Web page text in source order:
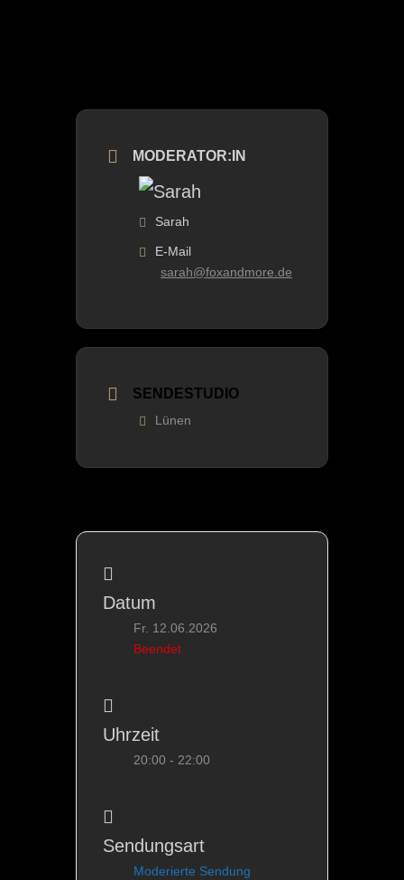
MODERATOR:IN
Sarah
E-Mail
sarah@foxandmore.de
SENDESTUDIO
Lünen
Datum
Fr. 12.06.2026
Beendet
Uhrzeit
20:00 - 22:00
Sendungsart
Moderierte Sendung